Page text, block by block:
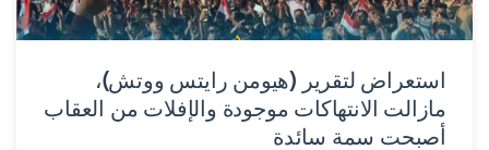
استعراض لتقرير (هيومن رايتس ووتش)،
مازالت الانتهاكات موجودة والإفلات من العقاب
أصبحت سمة سائدة